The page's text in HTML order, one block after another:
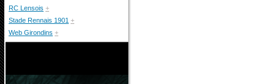
RC Lensois +
Stade Rennais 1901 +
Web Girondins +